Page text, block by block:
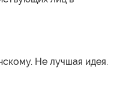
Не лучшая идея.